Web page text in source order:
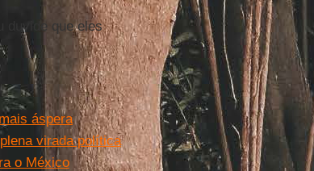
duvide que eles
áspera
virada política
o México